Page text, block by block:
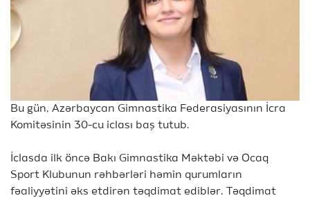
Bu gün, Azərbaycan Gimnastika Federasiyasının İcra
Komitəsinin 30-cu iclası baş tutub.
İclasda ilk öncə Bakı Gimnastika Məktəbi və Ocaq
Sport Klubunun rəhbərləri həmin qurumların
fəaliyyətini əks etdirən təqdimat ediblər. Təqdimat